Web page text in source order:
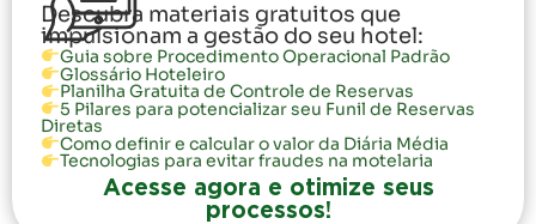
Descubra materiais gratuitos que
impulsionam a gestão do seu hotel:
Guia sobre Procedimento Operacional Padrão
Glossário Hoteleiro
Planilha Gratuita de Controle de Reservas
5 Pilares para potencializar seu Funil de Reservas
Diretas
Como definir e calcular o valor da Diária Média
Tecnologias para evitar fraudes na motelaria
Acesse agora e otimize seus
processos!